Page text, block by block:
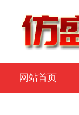
网站首页